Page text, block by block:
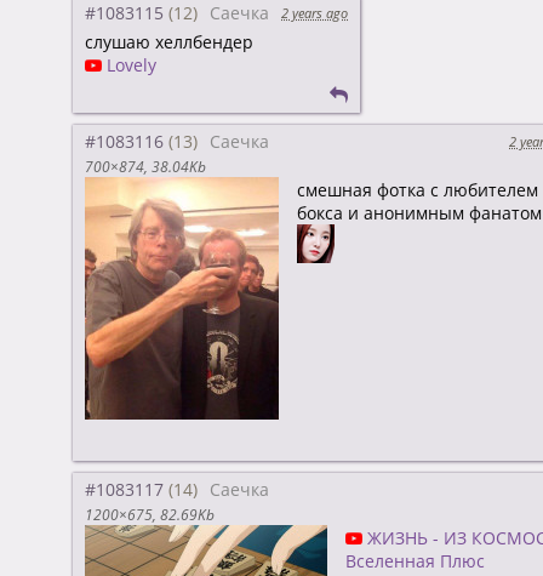
#1083115 Саечка 2 years ago
слушаю хеллбендер
Lovely
#1083116 Саечка
2
700×874 38.04Kb
смешная фотка с любителем
бокса и анонимным фанатом
#1083117 Саечка
1200×675 82.69Kb
ЖИЗНЬ - ИЗ
Вселенная Плюс